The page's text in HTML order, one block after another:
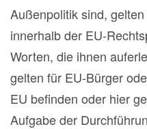
Außenpolitik sind,
innerhalb der EU-
Worten, die ihnen
gelten für EU-Bürger
EU befinden oder hier
Aufgabe der